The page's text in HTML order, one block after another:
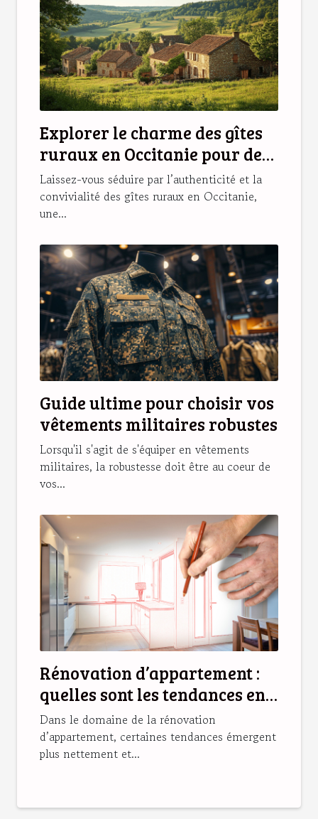
Explorer le charme des gîtes
ruraux en Occitanie pour des
vacances idéales
Laissez-vous séduire par l’authenticité et la
convivialité des gîtes ruraux en Occitanie,
une...
Guide ultime pour choisir vos
vêtements militaires robustes
Lorsqu'il s'agit de s'équiper en vêtements
militaires, la robustesse doit être au coeur de
vos...
Rénovation d’appartement :
quelles sont les tendances en
2025 ?
Dans le domaine de la rénovation
d’appartement, certaines tendances émergent
plus nettement et...